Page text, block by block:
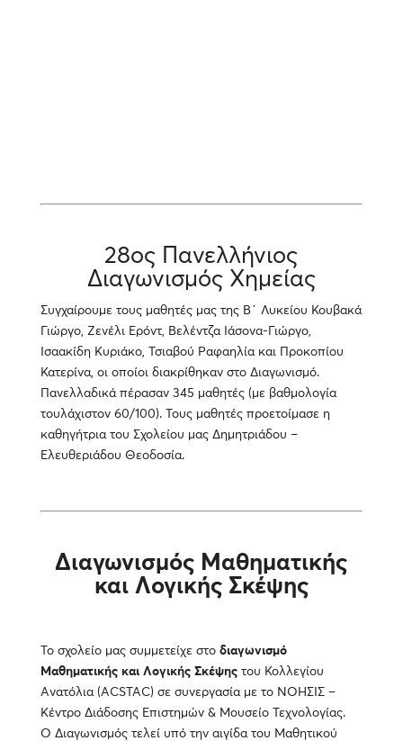
28ος Πανελλήνιος
Διαγωνισμός Χημείας
Συγχαίρουμε τους μαθητές μας της Β΄ Λυκείου Κουβακά
Γιώργο, Ζενέλι Ερόντ, Βελέντζα Ιάσονα-Γιώργο,
Ισαακίδη Κυριάκο, Τσιαβού Ραφαηλία και Προκοπίου
Κατερίνα, οι οποίοι διακρίθηκαν στο Διαγωνισμό.
Πανελλαδικά πέρασαν 345 μαθητές (με βαθμολογία
τουλάχιστον 60/100). Τους μαθητές προετοίμασε η
καθηγήτρια του Σχολείου μας Δημητριάδου –
Ελευθεριάδου Θεοδοσία.
Διαγωνισμός Μαθηματικής
και Λογικής Σκέψης
Το σχολείο μας συμμετείχε στο διαγωνισμό
Μαθηματικής και Λογικής Σκέψηςτου Κολλεγίου
Ανατόλια (ACSTAC) σε συνεργασία με το ΝΟΗΣΙΣ –
Κέντρο Διάδοσης Επιστημών & Μουσείο Τεχνολογίας.
Ο Διαγωνισμός τελεί υπό την αιγίδα του Μαθητικού